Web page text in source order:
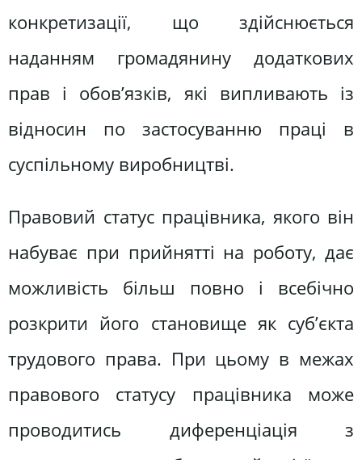
конкретизації, що здійснюється
наданням громадянину додаткових
прав і обов’язків, які випливають із
відносин по застосуванню праці в
суспільному виробництві.
Правовий статус працівника, якого він
набуває при прий­нятті на роботу, дає
можливість більш повно і всебічно
розкри­ти його становище як суб’єкта
трудового права. При цьому в межах
правового статусу працівника може
проводитись дифе­ренціація з